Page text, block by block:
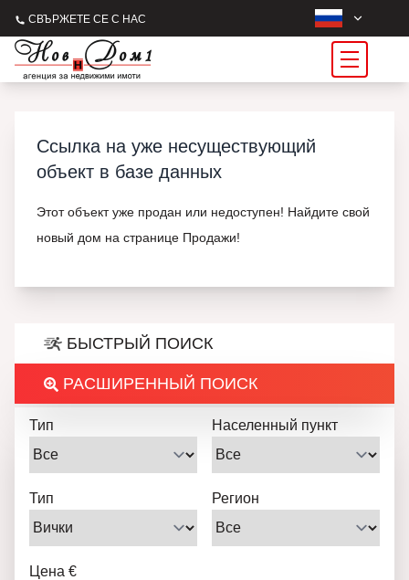
СВЪРЖЕТЕ СЕ С НАС
Ссылка на уже несуществующий
объект в базе данных
Этот объект уже продан или недоступен! Найдите свой
новый дом на странице Продажи!
БЫСТРЫЙ ПОИСК
РАСШИРЕННЫЙ ПОИСК
Тип Населенный пункт
Тип Регион
Цена €